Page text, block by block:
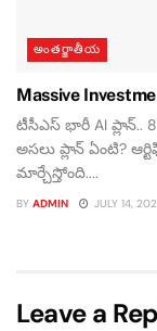
అంతర్జాతీయ
Massive
టీసీఎస్ భారీ AI ప్లాన్..
అసలు ప్లాన్ ఏంటి?
మార్చేస్తోంది....
BY ADMIN JULY 14,
Leave a